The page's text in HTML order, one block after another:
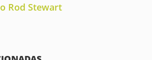
Rod Stewart